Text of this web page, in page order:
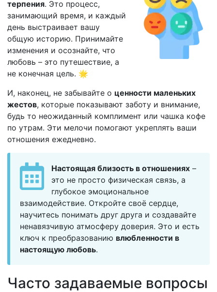
терпения. Это процесс,
занимающий время, и каждый
день выстраивает вашу
общую историю. Принимайте
изменения и осознайте, что
любовь – это путешествие, а
не конечная цель. 🌟
И, наконец, не забывайте о ценности маленьких
жестов, которые показывают заботу и внимание,
будь то неожиданный комплимент или чашка кофе
по утрам. Эти мелочи помогают укреплять ваши
отношения ежедневно.
Настоящая близость в отношениях –
это не просто физическая связь, а
глубокое эмоциональное
взаимодействие. Откройте своё сердце,
научитесь понимать друг друга и создавайте
ненавязчивую атмосферу доверия. Это и есть
ключ к преобразованию влюбленности в
настоящую любовь.
Часто задаваемые вопросы